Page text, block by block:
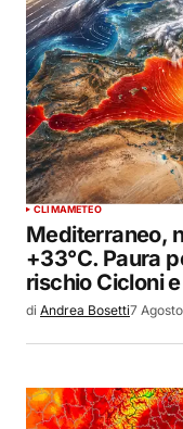
CLIMAMETEO
Mediterraneo,
+33°C. Paura
rischio Cicloni
di Andrea Bosetti7